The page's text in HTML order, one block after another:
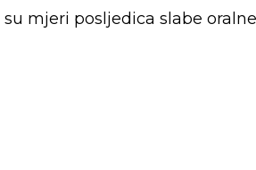
mjeri posljedica slabe